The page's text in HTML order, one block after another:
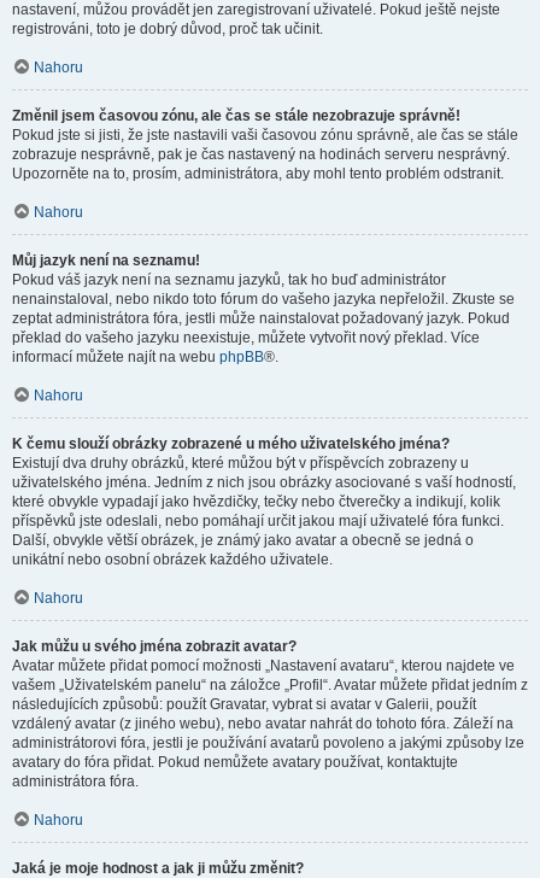
nastavení, můžou provádět jen zaregistrovaní uživatelé. Pokud ještě nejste
registrováni, toto je dobrý důvod, proč tak učinit.
Nahoru
Změnil jsem časovou zónu, ale čas se stále nezobrazuje správně!
Pokud jste si jisti, že jste nastavili vaši časovou zónu správně, ale čas se stále
zobrazuje nesprávně, pak je čas nastavený na hodinách serveru nesprávný.
Upozorněte na to, prosím, administrátora, aby mohl tento problém odstranit.
Nahoru
Můj jazyk není na seznamu!
Pokud váš jazyk není na seznamu jazyků, tak ho buď administrátor
nenainstaloval, nebo nikdo toto fórum do vašeho jazyka nepřeložil. Zkuste se
zeptat administrátora fóra, jestli může nainstalovat požadovaný jazyk. Pokud
překlad do vašeho jazyku neexistuje, můžete vytvořit nový překlad. Více
informací můžete najít na webu phpBB®.
Nahoru
K čemu slouží obrázky zobrazené u mého uživatelského jména?
Existují dva druhy obrázků, které můžou být v příspěvcích zobrazeny u
uživatelského jména. Jedním z nich jsou obrázky asociované s vaší hodností,
které obvykle vypadají jako hvězdičky, tečky nebo čtverečky a indikují, kolik
příspěvků jste odeslali, nebo pomáhají určit jakou mají uživatelé fóra funkci.
Další, obvykle větší obrázek, je známý jako avatar a obecně se jedná o
unikátní nebo osobní obrázek každého uživatele.
Nahoru
Jak můžu u svého jména zobrazit avatar?
Avatar můžete přidat pomocí možnosti „Nastavení avataru“, kterou najdete ve
vašem „Uživatelském panelu“ na záložce „Profil“. Avatar můžete přidat jedním z
následujících způsobů: použít Gravatar, vybrat si avatar v Galerii, použít
vzdálený avatar (z jiného webu), nebo avatar nahrát do tohoto fóra. Záleží na
administrátorovi fóra, jestli je používání avatarů povoleno a jakými způsoby lze
avatary do fóra přidat. Pokud nemůžete avatary používat, kontaktujte
administrátora fóra.
Nahoru
Jaká je moje hodnost a jak ji můžu změnit?